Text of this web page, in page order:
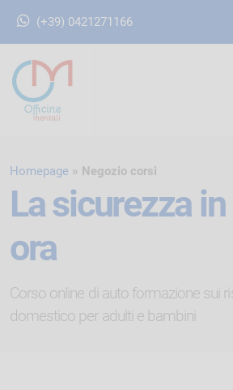
(+39) 0421271166
La sicurezza in
ora
Corso online di auto formazione sui
domestico per adulti e bambini
Homepage Negozio corsi